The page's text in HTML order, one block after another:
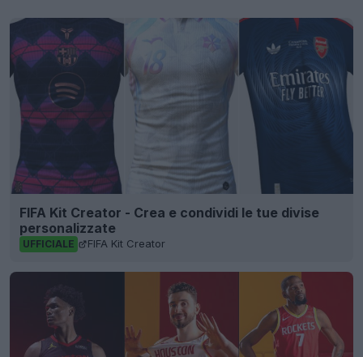
FIFA Kit Creator - Crea e condividi le tue divise
personalizzate
UFFICIALE FIFA Kit Creator